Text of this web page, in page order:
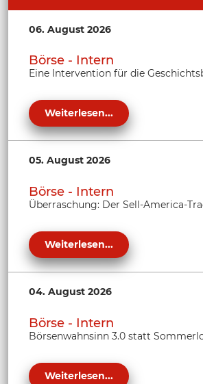
06. August 2026
Börse - Intern
Eine Intervention für die
Weiterlesen...
05. August 2026
Börse - Intern
Überraschung: Der Sell-America-
Weiterlesen...
04. August 2026
Börse - Intern
Börsenwahnsinn 3.0 statt
Weiterlesen...